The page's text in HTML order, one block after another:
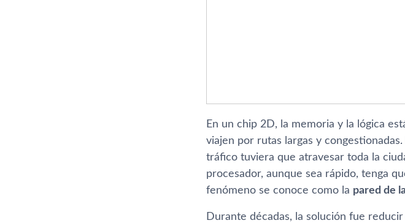
En un chip 2D, la memoria y la lógica
viajen por rutas largas y
tráfico tuviera que atravesar toda la
procesador, aunque sea rápido, tenga
fenómeno se conoce como la pared de
Durante décadas, la solución fue